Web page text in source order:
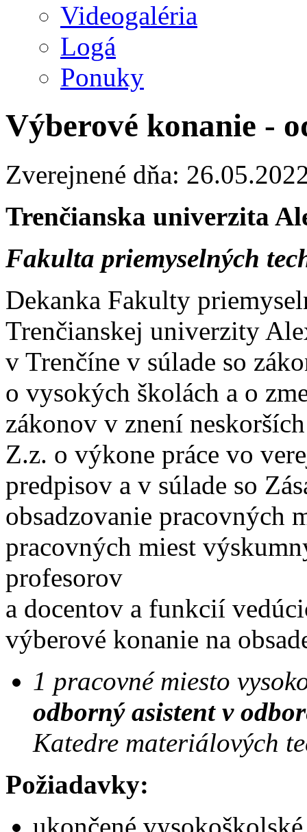
Videogaléria
Logá
Ponuky
Výberové konanie -
Zverejnené dňa:
Trenčianska univerzita
Fakulta priemyselných
Dekanka Fakulty
Trenčianskej univerzity
v Trenčíne v súlade so
o vysokých školách a o
zákonov v znení
Z.z. o výkone práce vo
predpisov a v súlade so
obsadzovanie pracovných
pracovných miest
profesorov
a docentov a funkcií
výberové konanie na
1 pracovné miesto
odborný asistent v
Katedre materiálových
Požiadavky:
ukončené